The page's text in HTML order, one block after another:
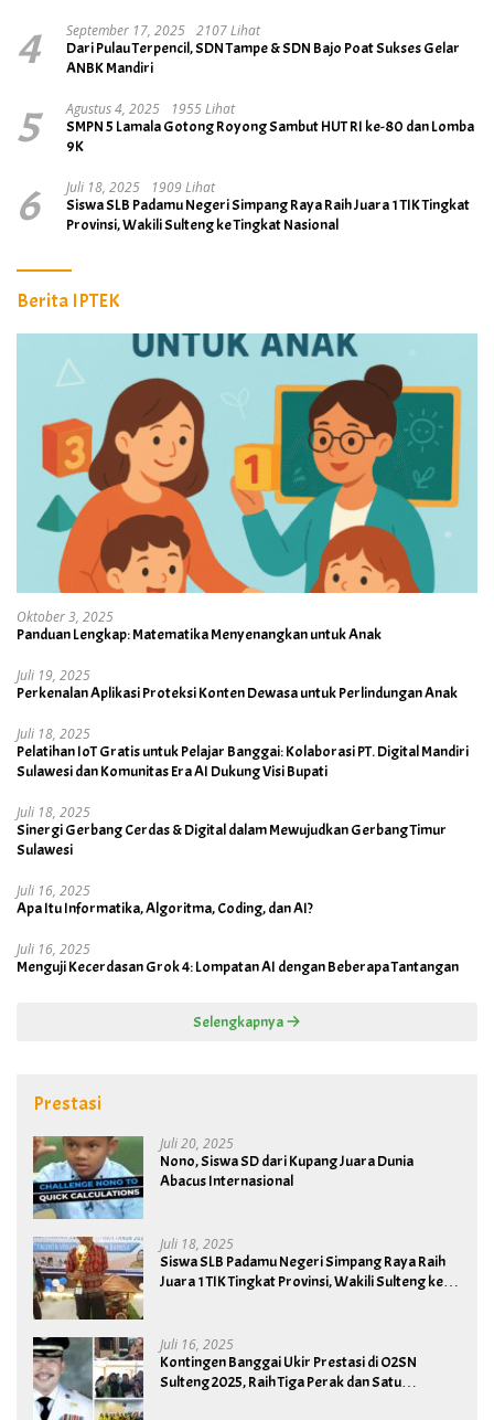
4 September 17, 2025 2107 Lihat
Dari Pulau Terpencil, SDN Tampe & SDN Bajo Poat Sukses Gelar
ANBK Mandiri
5 Agustus 4, 2025
1955 Lihat
SMPN 5 Lamala Gotong Royong Sambut HUT RI ke-80 dan Lomba
9K
6 Juli 18, 2025
1909 Lihat
Siswa SLB Padamu Negeri Simpang Raya Raih Juara 1 TIK Tingkat
Provinsi, Wakili Sulteng ke Tingkat Nasional
Berita IPTEK
Oktober 3, 2025
Panduan Lengkap: Matematika Menyenangkan untuk Anak
Juli 19, 2025
Perkenalan Aplikasi Proteksi Konten Dewasa untuk Perlindungan Anak
Juli 18, 2025
Pelatihan IoT Gratis untuk Pelajar Banggai: Kolaborasi PT. Digital Mandiri
Sulawesi dan Komunitas Era AI Dukung Visi Bupati
Juli 18, 2025
Sinergi Gerbang Cerdas & Digital dalam Mewujudkan Gerbang Timur
Sulawesi
Juli 16, 2025
Apa Itu Informatika, Algoritma, Coding, dan AI?
Juli 16, 2025
Menguji Kecerdasan Grok 4: Lompatan AI dengan Beberapa Tantangan
Selengkapnya
Prestasi
Juli 20, 2025
Nono, Siswa SD dari Kupang Juara Dunia
Abacus Internasional
Juli 18, 2025
Siswa SLB Padamu Negeri Simpang Raya Raih
Juara 1 TIK Tingkat Provinsi, Wakili Sulteng ke
Juli 16, 2025
Kontingen Banggai Ukir Prestasi di O2SN
Sulteng 2025, Raih Tiga Perak dan Satu